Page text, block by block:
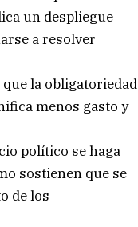
un despliegue
a resolver
la obligatoriedad
menos gasto y
político se haga
sostienen que se
de los